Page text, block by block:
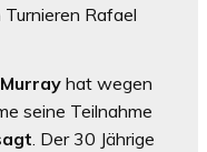
Rafael
hat wegen
seine Teilnahme
. Der 30 Jährige